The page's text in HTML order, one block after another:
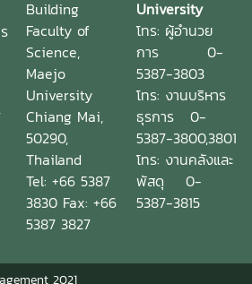
Building
Faculty of
Science,
Maejo
University
Chiang Mai,
50290,
Thailand
Tel: +66 5387
3830 Fax: +66
5387 3827
University
โทร: ผู้อำนวย
การ 0-
5387-3803
โทร: งานบริหาร
ธุรการ 0-
5387-3800,3801
โทร: งานคลังและ
พัสดุ 0-
5387-3815
2021